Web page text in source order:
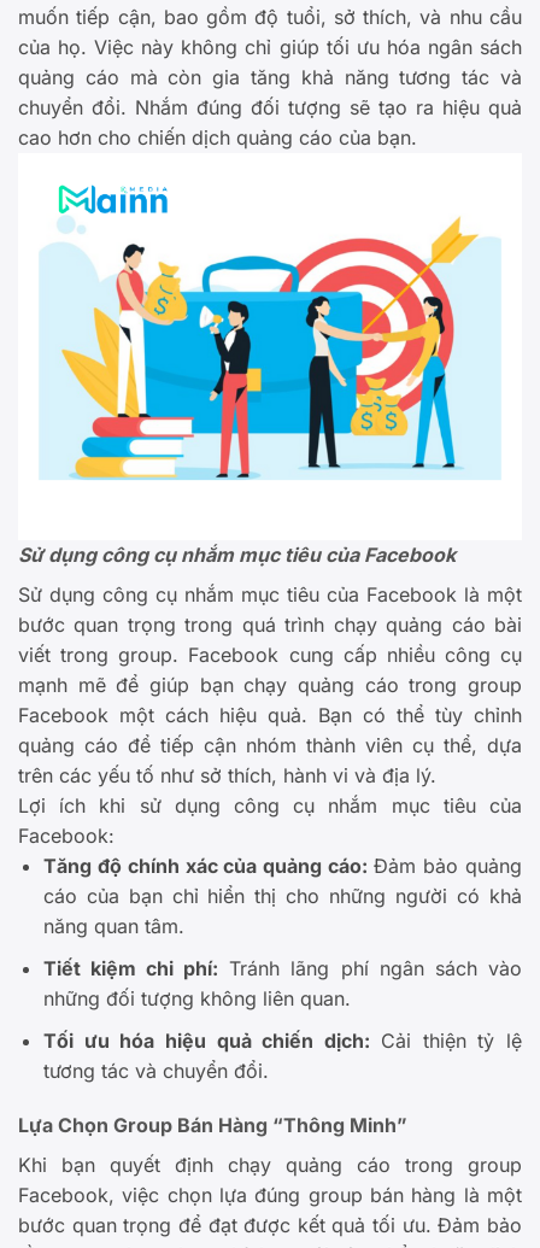
muốn tiếp cận, bao gồm độ tuổi, sở thích, và nhu cầu
của họ. Việc này không chỉ giúp tối ưu hóa ngân sách
quảng cáo mà còn gia tăng khả năng tương tác và
chuyển đổi. Nhắm đúng đối tượng sẽ tạo ra hiệu quả
cao hơn cho chiến dịch quảng cáo của bạn.
Sử dụng công cụ nhắm mục tiêu của Facebook
Sử dụng công cụ nhắm mục tiêu của Facebook là một
bước quan trọng trong quá trình chạy quảng cáo bài
viết trong group. Facebook cung cấp nhiều công cụ
mạnh mẽ để giúp bạn chạy quảng cáo trong group
Facebook một cách hiệu quả. Bạn có thể tùy chỉnh
quảng cáo để tiếp cận nhóm thành viên cụ thể, dựa
trên các yếu tố như sở thích, hành vi và địa lý.
Lợi ích khi sử dụng công cụ nhắm mục tiêu của
Facebook:
Tăng độ chính xác của quảng cáo:Đảm bảo quảng
cáo của bạn chỉ hiển thị cho những người có khả
năng quan tâm.
Tiết kiệm chi phí: Tránh lãng phí ngân sách vào
những đối tượng không liên quan.
Tối ưu hóa hiệu quả chiến dịch: Cải thiện tỷ lệ
tương tác và chuyển đổi.
Lựa Chọn Group Bán Hàng “Thông Minh”
Khi bạn quyết định chạy quảng cáo trong group
Facebook, việc chọn lựa đúng group bán hàng là một
bước quan trọng để đạt được kết quả tối ưu. Đảm bảo